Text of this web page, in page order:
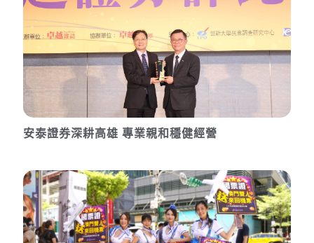
安泰證券深耕高雄 專業親和穩健經營